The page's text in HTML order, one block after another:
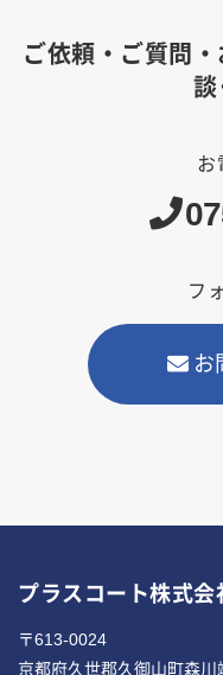
ご依頼・ご質問
談
お
フ
お
プラスコート株式会
〒613-0024
京都府久世郡久御山町森川